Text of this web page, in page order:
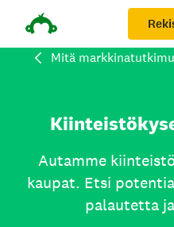
Mitä
Autamme
kaupat. Etsi
palautetta